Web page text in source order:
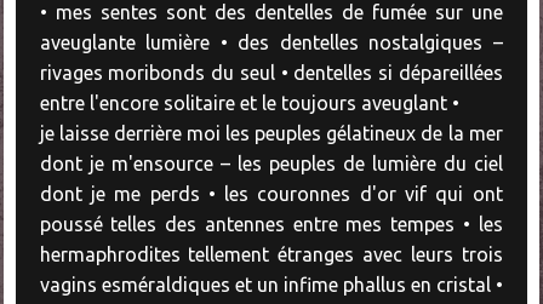
• mes sentes sont des dentelles de fumée sur une
aveuglante lumière • des dentelles nostalgiques –
rivages moribonds du seul • dentelles si dépareillées
entre l'encore solitaire et le toujours aveuglant •
je laisse derrière moi les peuples gélatineux de la mer
dont je m'ensource – les peuples de lumière du ciel
dont je me perds • les couronnes d'or vif qui ont
poussé telles des antennes entre mes tempes • les
hermaphrodites tellement étranges avec leurs trois
vagins esméraldiques et un infime phallus en cristal •